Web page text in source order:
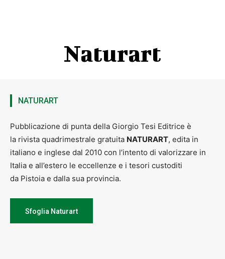
Naturart
NATURART
Pubblicazione di punta della Giorgio Tesi Editrice è
la rivista quadrimestrale gratuita NATURART, edita in
italiano e inglese dal 2010 con l’intento di valorizzare in
Italia e all’estero le eccellenze e i tesori custoditi
da Pistoia e dalla sua provincia.
Sfoglia Naturart